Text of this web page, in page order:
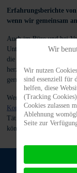
Erfahrungsberichte
wenn wir gemeinsam
Auch im Büro und bei
Unterstützung. Wenn
die Unterstützung bei
herzlich willkommen.
gerne umgesetzt.
Wenn Sie uns
Kontaktaufnahme.Wir
Tätigkeit dabei ist und
können.
Wir
Wir nutzen
sind essenziell für
helfen, diese
(Tracking
Cookies zulassen
Ablehnung
Seite zur